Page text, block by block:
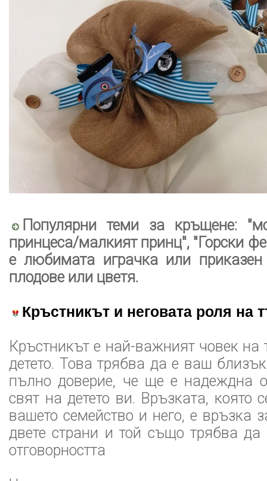
Популярни теми за кръщене:
принцеса/малкият принц", "Горски
е любимата играчка или приказен
плодове или цветя.
Кръстникът и неговата роля на
Кръстникът е най-важният човек на
детето. Това трябва да е ваш
пълно доверие, че ще е надеждна
свят на детето ви. Връзката, която
вашето семейство и него, е връзка
двете страни и той също трябва да
отговорността